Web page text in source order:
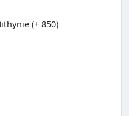
(+ 850)